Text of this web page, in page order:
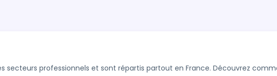
secteurs professionnels et sont répartis partout en France. Découvrez